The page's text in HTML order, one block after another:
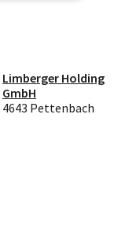
Limberger Holding
GmbH
4643 Pettenbach